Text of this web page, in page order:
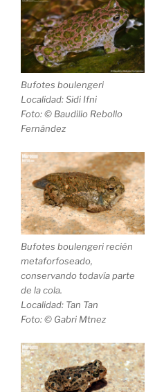
Bufotes boulengeri
Localidad: Sidi Ifni
Foto: © Baudilio Rebollo
Fernández
Bufotes boulengerirecién
metaforfoseado,
conservando todavía parte
de la cola.
Localidad: Tan Tan
Foto: © Gabri Mtnez